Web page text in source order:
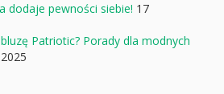
dodaje pewności siebie! 17
Patriotic? Porady dla modnych